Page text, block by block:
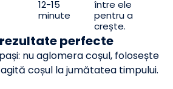
12-15
minute
între ele
pentru a
crește.
perfecte
nu aglomera coșul, folosește
coșul la jumătatea timpului.